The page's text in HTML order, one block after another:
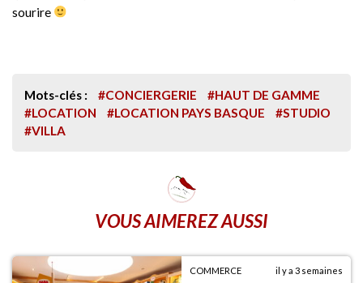
sourire
Mots-clés : #CONCIERGERIE
#HAUT DE GAMME
#LOCATION
#LOCATION PAYS BASQUE
#STUDIO
#VILLA
VOUS AIMEREZ AUSSI
COMMERCE il y a 3 semaines